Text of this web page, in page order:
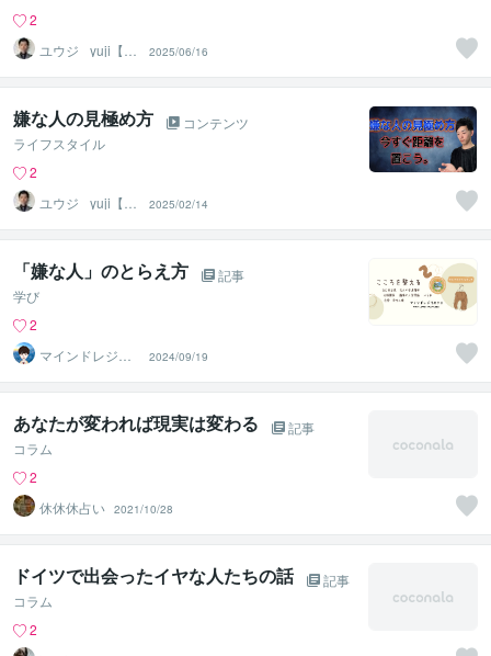
2
ユウジ_ yuji【心
理学で悩みを解
決】
2025/06/16
嫌な人の見極め方
コンテンツ
ライフスタイル
2
ユウジ_ yuji【心
理学で悩みを解
決】
2025/02/14
「嫌な人」のとらえ方
記事
学び
2
マインドレジリ
エンス
2024/09/19
あなたが変われば現実は変わる
記事
コラム
2
休休休占い 2021/10/28
ドイツで出会ったイヤな人たちの話
記事
コラム
2